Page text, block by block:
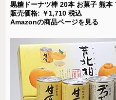
黒糖ドーナツ棒 20本 お菓子 熊本
販売価格: ￥1,710 税込
Amazonの商品ページを見る